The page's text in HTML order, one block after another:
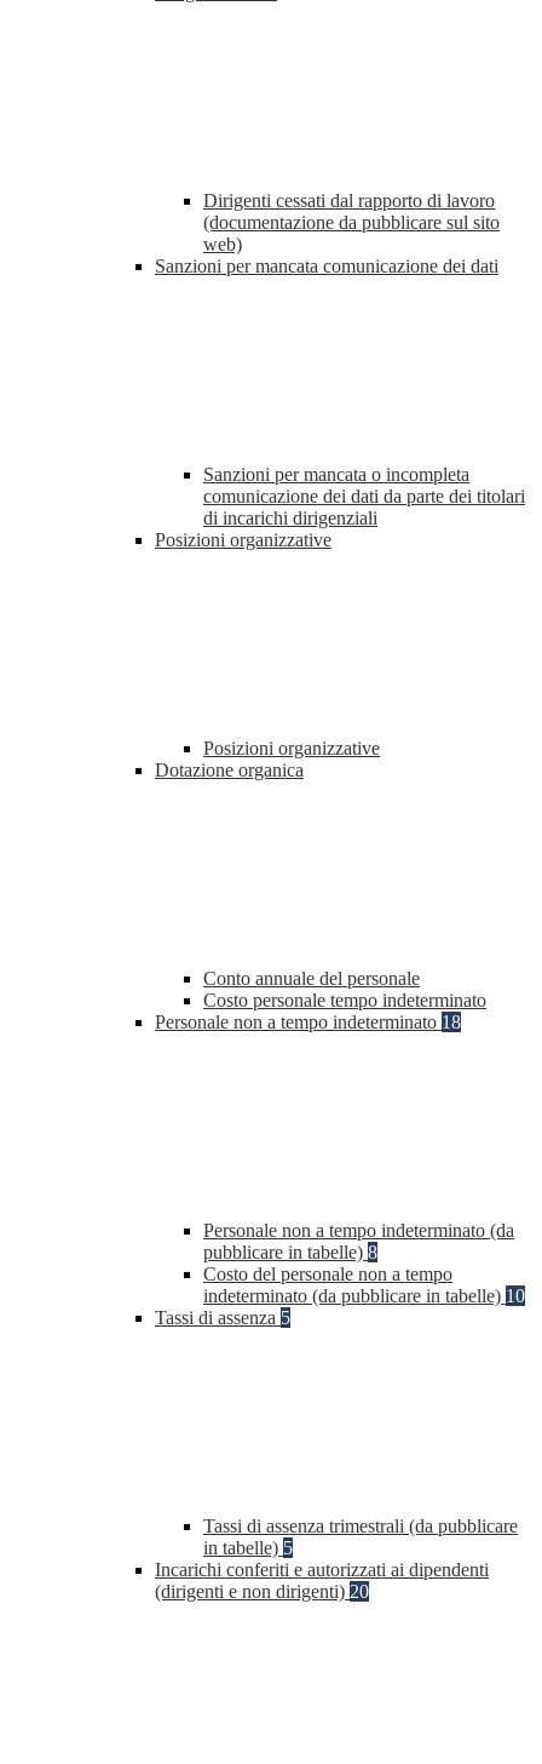
Dirigenti cessati dal rapporto di lavoro
(documentazione da pubblicare sul sito
web)
Sanzioni per mancata comunicazione dei dati
Sanzioni per mancata o incompleta
comunicazione dei dati da parte dei titolari
di incarichi dirigenziali
Posizioni organizzative
Posizioni organizzative
Dotazione organica
Conto annuale del personale
Costo personale tempo indeterminato
Personale non a tempo indeterminato 18
Personale non a tempo indeterminato (da
pubblicare in tabelle) 8
Costo del personale non a tempo
indeterminato (da pubblicare in tabelle) 10
Tassi di assenza 5
Tassi di assenza trimestrali (da pubblicare
in tabelle) 5
Incarichi conferiti e autorizzati ai dipendenti
(dirigenti e non dirigenti) 20